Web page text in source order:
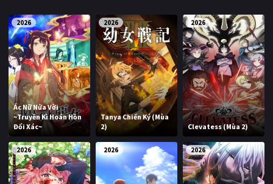
2026
Ác Nữ Nửa Vời
~Truyền Kì Hoán Hồn
Đổi Xác~
2026
Tanya Chiến Ký (Mùa
2)
2026
Clevatess (Mùa 2)
2026 2026 2026